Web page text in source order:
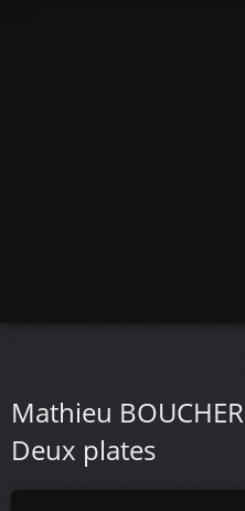
Mathieu BOUCHER
Deux plates